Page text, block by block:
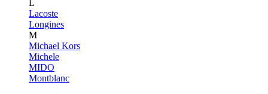
L
Lacoste
Longines
M
Michael Kors
Michele
MIDO
Montblanc